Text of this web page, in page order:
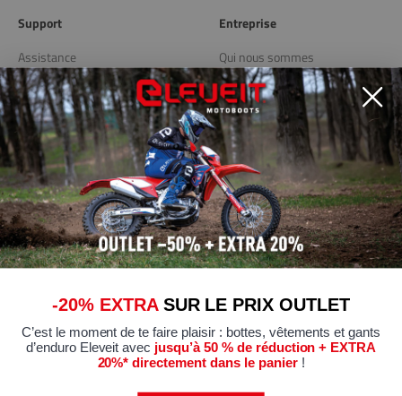
Support
Assistance
Livraison et retours
Entreprise
Qui nous sommes
Blog
Store Locator
Liens utiles
Politique de confidentialité
Politique de cookies
Modifier les préférences de
Certifications de conformité
-20% EXTRASUR LE PRIX OUTLET
C’est le moment de te faire plaisir : bottes, vêtements et gants
d’enduro Eleveit avec jusqu’à 50 % de réduction + EXTRA
20%* directement dans le panier!